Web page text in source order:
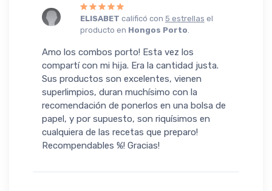
ELISABET calificó con 5 estrellas el
producto en Hongos Porto.
Amo los combos porto! Esta vez los
compartí con mi hija. Era la cantidad justa.
Sus productos son excelentes, vienen
superlimpios, duran muchísimo con la
recomendación de ponerlos en una bolsa de
papel, y por supuesto, son riquísimos en
cualquiera de las recetas que preparo!
Recompendables %! Gracias!